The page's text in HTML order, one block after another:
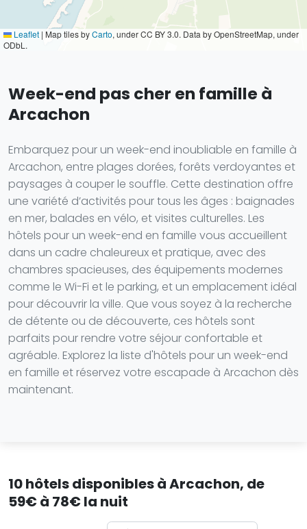
Leaflet | Map tiles byCarto, under CC BY 3.0. Data by OpenStreetMap, under
ODbL.
Week-end pas cher en famille à
Arcachon
Embarquez pour un week-end inoubliable en famille à
Arcachon, entre plages dorées, forêts verdoyantes et
paysages à couper le souffle. Cette destination offre
une variété d’activités pour tous les âges : baignades
en mer, balades en vélo, et visites culturelles. Les
hôtels pour un week-end en famille vous accueillent
dans un cadre chaleureux et pratique, avec des
chambres spacieuses, des équipements modernes
comme le Wi-Fi et le parking, et un emplacement idéal
pour découvrir la ville. Que vous soyez à la recherche
de détente ou de découverte, ces hôtels sont
parfaits pour rendre votre séjour confortable et
agréable. Explorez la liste d'hôtels pour un week-end
en famille et réservez votre escapade à Arcachon dès
maintenant.
10 hôtels disponibles à Arcachon, de
59€ à 78€ la nuit